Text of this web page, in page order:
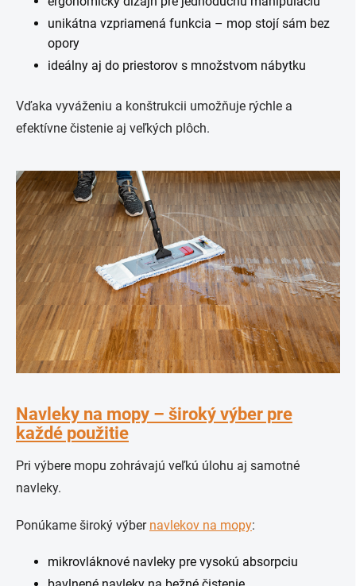
unikátna vzpriamená funkcia – mop stojí sám bez
opory
ideálny aj do priestorov s množstvom nábytku
Vďaka vyváženiu a konštrukcii umožňuje rýchle a
efektívne čistenie aj veľkých plôch.
Navleky na mopy – široký výber pre
každé použitie
Pri výbere mopu zohrávajú veľkú úlohu aj samotné
navleky.
Ponúkame široký výber navlekov na mopy:
mikrovláknové navleky pre vysokú absorpciu